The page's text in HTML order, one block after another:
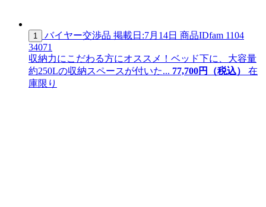
1 バイヤー交渉品 掲載日:7月14日 商品IDfam 1104
34071
収納力にこだわる方にオススメ！ベッド下に、大容量
約250Lの収納スペースが付いた... 77,700円（税込）
在
庫限り